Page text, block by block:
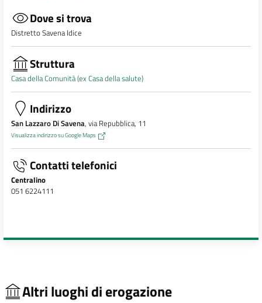
Dove si trova
Distretto Savena Idice
Struttura
Casa della Comunità (ex Casa della salute)
Indirizzo
San Lazzaro Di Savena, via Repubblica, 11
Visualizza indirizzo su Google Maps
Contatti telefonici
Centralino
051 6224111
Altri luoghi di erogazione